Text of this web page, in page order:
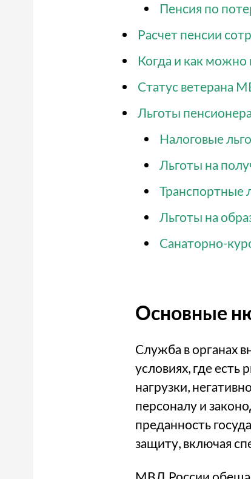
Пенсия по
Расчет пенсии
Когда и как можно
Статус ветерана
Льготы
Налоговые
Льготы на
Транспортные
Льготы на
Санаторно-
Основные
Служба в органах
условиях, где есть
нагрузки,
персоналу и
преданность
защиту, включая